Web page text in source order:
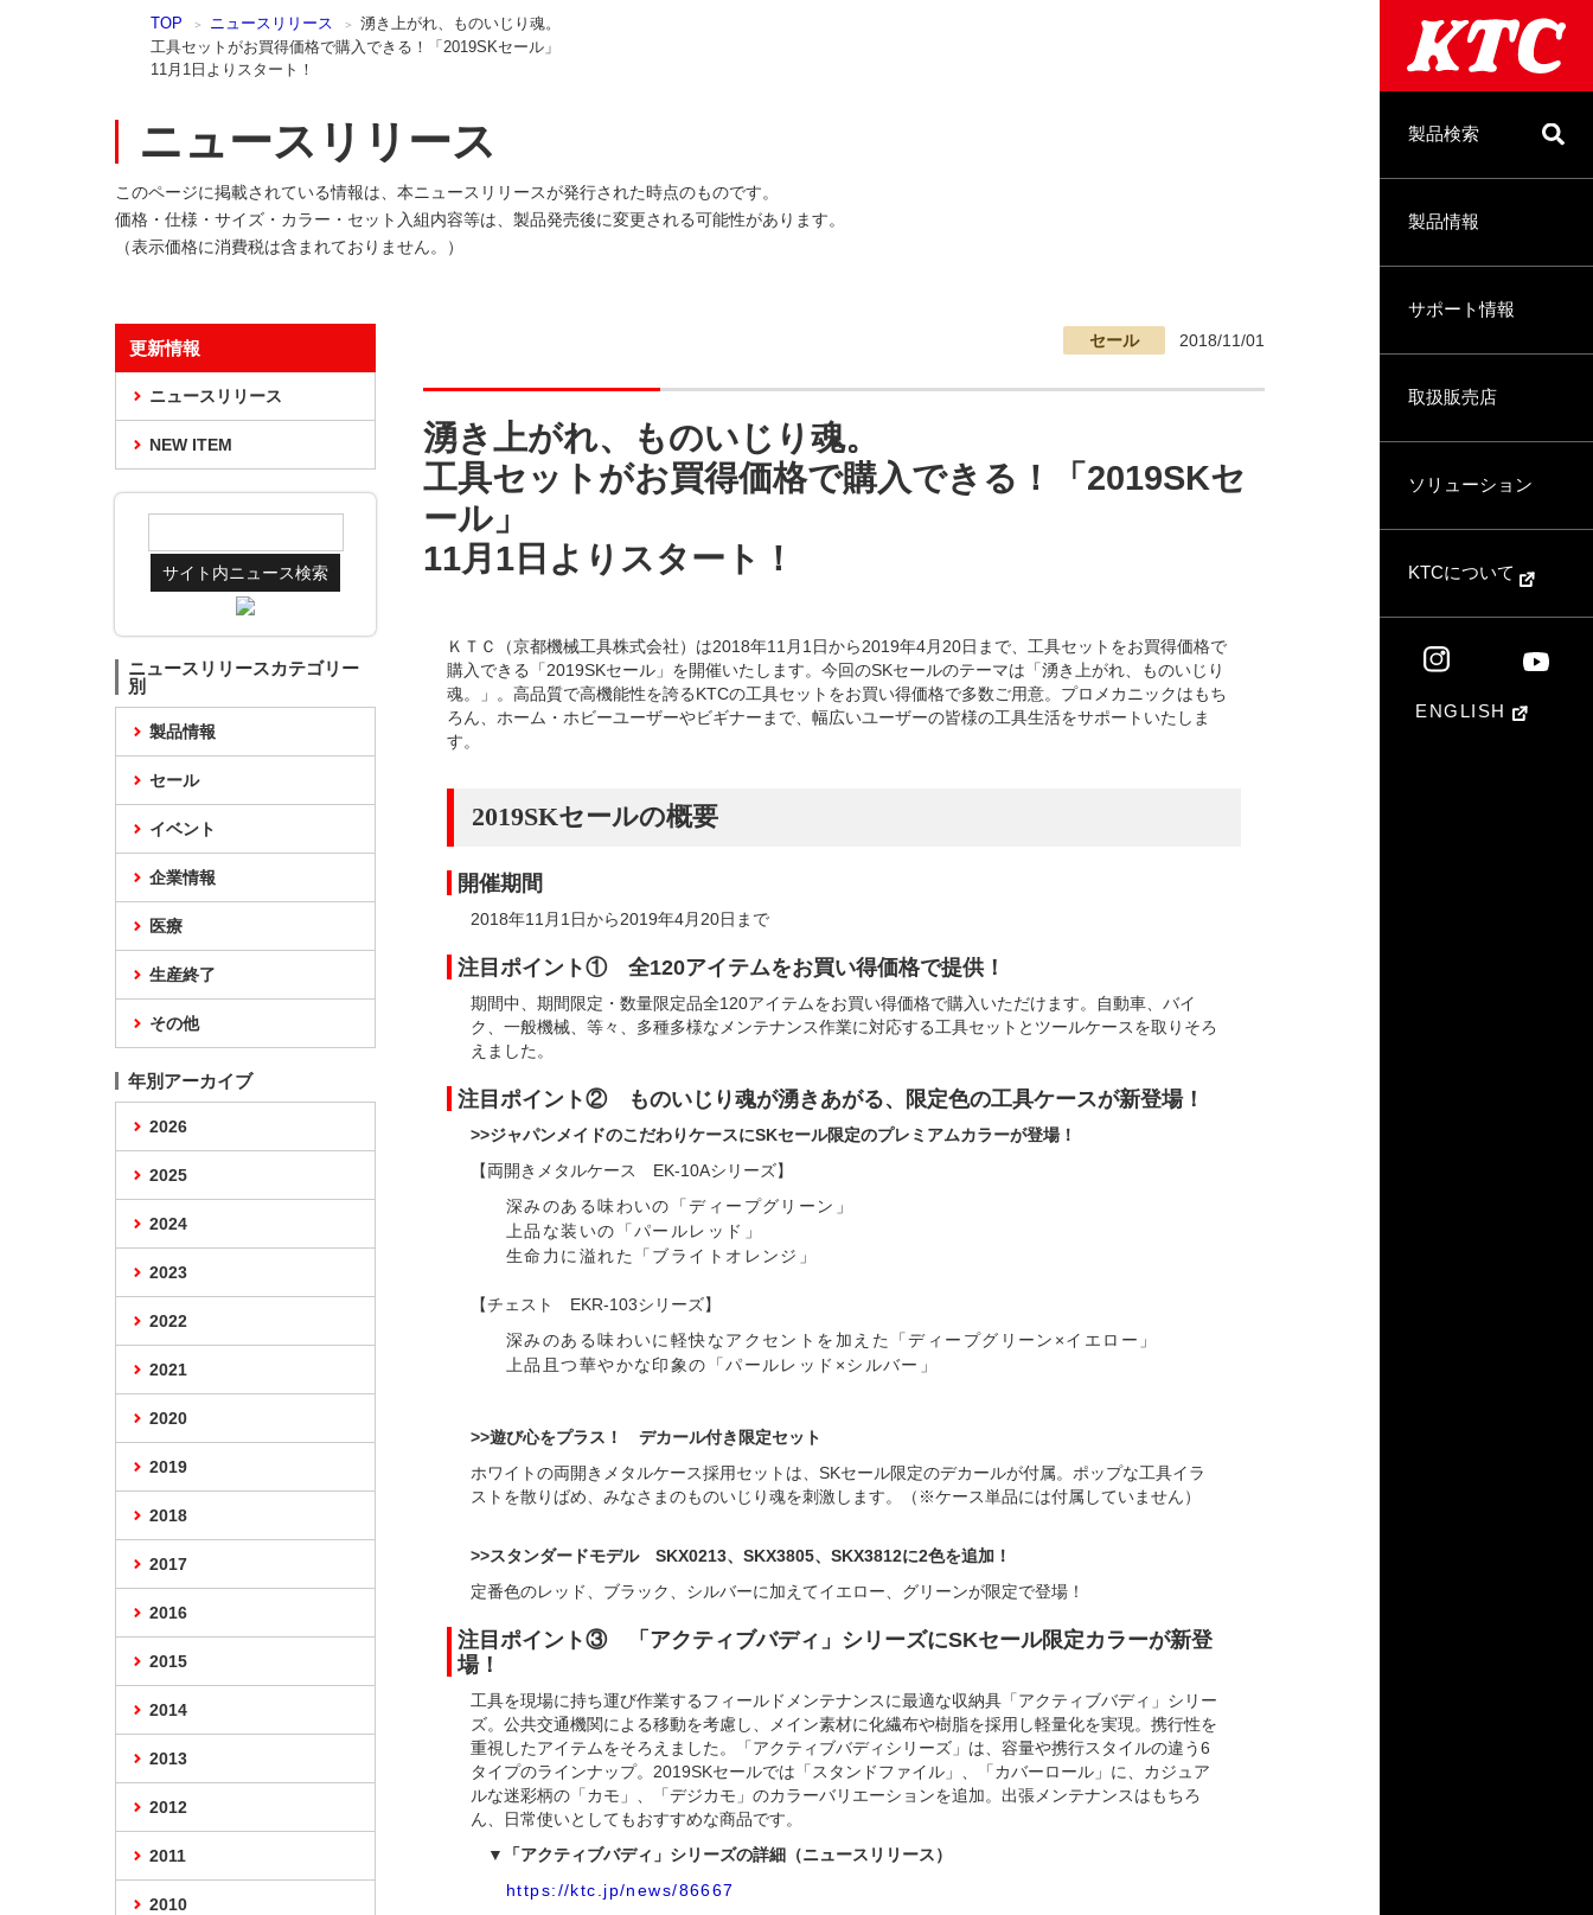
製品検索
製品情報
サポート情報
取扱販売店
ソリューション
KTCについて
ENGLISH
TOP ニュースリリース
湧き上がれ、ものいじり魂。
工具セットがお買得価格で購入できる！「2019SKセール」
11月1日よりスタート！
ニュースリリース
このページに掲載されている情報は、本ニュースリリースが発行された時点のものです。
価格・仕様・サイズ・カラー・セット入組内容等は、製品発売後に変更される可能性があります。
（表示価格に消費税は含まれておりません。）
セール 2018/11/01
湧き上がれ、ものいじり魂。
工具セットがお買得価格で購入できる！「2019SKセ
ール」
11月1日よりスタート！
ＫＴＣ（京都機械工具株式会社）は2018年11月1日から2019年4月20日まで、工具セットをお買得価格で
購入できる「2019SKセール」を開催いたします。今回のSKセールのテーマは「湧き上がれ、ものいじり
魂。」。高品質で高機能性を誇るKTCの工具セットをお買い得価格で多数ご用意。プロメカニックはもち
ろん、ホーム・ホビーユーザーやビギナーまで、幅広いユーザーの皆様の工具生活をサポートいたしま
す。
2019SKセールの概要
開催期間
2018年11月1日から2019年4月20日まで
注目ポイント① 全120アイテムをお買い得価格で提供！
期間中、期間限定・数量限定品全120アイテムをお買い得価格で購入いただけます。自動車、バイ
ク、一般機械、等々、多種多様なメンテナンス作業に対応する工具セットとツールケースを取りそろ
えました。
注目ポイント② ものいじり魂が湧きあがる、限定色の工具ケースが新登場！
>>ジャパンメイドのこだわりケースにSKセール限定のプレミアムカラーが登場！
【両開きメタルケース EK-10Aシリーズ】
深みのある味わいの「ディープグリーン」
上品な装いの「パールレッド」
生命力に溢れた「ブライトオレンジ」
【チェスト EKR-103シリーズ】
深みのある味わいに軽快なアクセントを加えた「ディープグリーン×イエロー」
上品且つ華やかな印象の「パールレッド×シルバー」
>>遊び心をプラス！ デカール付き限定セット
ホワイトの両開きメタルケース採用セットは、SKセール限定のデカールが付属。ポップな工具イラ
ストを散りばめ、みなさまのものいじり魂を刺激します。（※ケース単品には付属していません）
>>スタンダードモデル SKX0213、SKX3805、SKX3812に2色を追加！
定番色のレッド、ブラック、シルバーに加えてイエロー、グリーンが限定で登場！
注目ポイント③ 「アクティブバディ」シリーズにSKセール限定カラーが新登
場！
工具を現場に持ち運び作業するフィールドメンテナンスに最適な収納具「アクティブバディ」シリー
ズ。公共交通機関による移動を考慮し、メイン素材に化繊布や樹脂を採用し軽量化を実現。携行性を
重視したアイテムをそろえました。「アクティブバディシリーズ」は、容量や携行スタイルの違う6
タイプのラインナップ。2019SKセールでは「スタンドファイル」、「カバーロール」に、カジュア
ルな迷彩柄の「カモ」、「デジカモ」のカラーバリエーションを追加。出張メンテナンスはもちろ
ん、日常使いとしてもおすすめな商品です。
▼「アクティブバディ」シリーズの詳細（ニュースリリース）
https://ktc.jp/news/86667
更新情報
ニュースリリース
NEW ITEM
ニュースリリースカテゴリー
別
製品情報
セール
イベント
企業情報
医療
生産終了
その他
年別アーカイブ
2026
2025
2024
2023
2022
2021
2020
2019
2018
2017
2016
2015
2014
2013
2012
2011
2010